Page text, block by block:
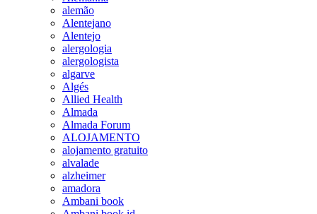
alemão
Alentejano
Alentejo
alergologia
alergologista
algarve
Algés
Allied Health
Almada
Almada Forum
ALOJAMENTO
alojamento gratuito
alvalade
alzheimer
amadora
Ambani book